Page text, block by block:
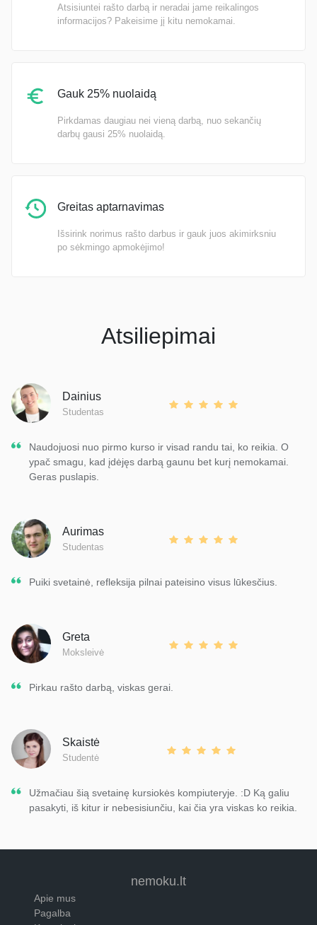
Atsisiuntei rašto darbą ir neradai jame reikalingos
informacijos? Pakeisime jį kitu nemokamai.
Gauk 25% nuolaidą
Pirkdamas daugiau nei vieną darbą, nuo sekančių
darbų gausi 25% nuolaidą.
Greitas aptarnavimas
Išsirink norimus rašto darbus ir gauk juos akimirksniu
po sėkmingo apmokėjimo!
Atsiliepimai
Dainius
Studentas
Naudojuosi nuo pirmo kurso ir visad randu tai, ko reikia. O
ypač smagu, kad įdėjęs darbą gaunu bet kurį nemokamai.
Geras puslapis.
Aurimas
Studentas
Puiki svetainė, refleksija pilnai pateisino visus lūkesčius.
Greta
Moksleivė
Pirkau rašto darbą, viskas gerai.
Skaistė
Studentė
Užmačiau šią svetainę kursiokės kompiuteryje. :D Ką galiu
pasakyti, iš kitur ir nebesisiunčiu, kai čia yra viskas ko reikia.
nemoku.lt
Apie mus
Pagalba